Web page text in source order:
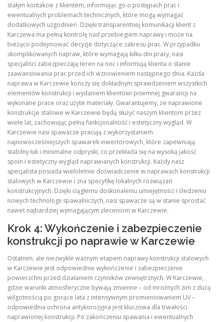
stałym kontakcie z klientem, informując go o postępach prac i
ewentualnych problemach technicznych, które mogą wymagać
dodatkowych uzgodnień. Dzięki transparentnej komunikacji klient z
Karczewa ma pełną kontrolę nad przebiegiem naprawy i może na
bieżąco podejmować decyzje dotyczące zakresu prac. W przypadku
skomplikowanych napraw, które wymagają kilku dni pracy, nasi
specjaliści zabezpieczają teren na noc i informują klienta o stanie
zaawansowania prac przed ich wznowieniem następnego dnia. Każda
naprawa w Karczewie kończy się dokładnym sprawdzeniem wszystkich
elementów konstrukcji i wydaniem klientowi pisemnej gwarancji na
wykonane prace oraz użyte materiały. Gwarantujemy, że naprawione
konstrukcje stalowe w Karczewie będą służyć naszym klientom przez
wiele lat, zachowując pełną funkcjonalność i estetyczny wygląd. W
Karczewie nasi spawacze pracują z wykorzystaniem
najnowocześniejszych spawarek inwertorowych, które zapewniają
stabilny łuk i minimalne odpryski, co przekłada się na wysoką jakość
spoin i estetyczny wygląd naprawianych konstrukcji. Każdy nasz
specjalista posiada wieloletnie doświadczenie w naprawach konstrukcji
stalowych w Karczewie i zna specyfikę lokalnych rozwiązań
konstrukcyjnych. Dzięki ciągłemu doskonaleniu umiejętności i śledzeniu
nowych technologii spawalniczych, nasi spawacze są w stanie sprostać
nawet najbardziej wymagającym zleceniom w Karczewie.
Krok 4: Wykończenie i zabezpieczenie
konstrukcji po naprawie w Karczewie
Ostatnim, ale niezwykle ważnym etapem naprawy konstrukcji stalowych
w Karczewie jest odpowiednie wykończenie i zabezpieczenie
powierzchni przed działaniem czynników zewnętrznych. W Karczewie,
gdzie warunki atmosferyczne bywają zmienne – od mroźnych zim z dużą
wilgotnością po gorące lata z intensywnym promieniowaniem UV –
odpowiednia ochrona antykorozyjna jest kluczowa dla trwałości
naprawionej konstrukcji. Po zakończeniu spawania i ewentualnych